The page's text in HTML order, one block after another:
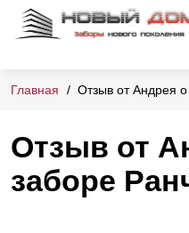
Главная Отзыв от Андрея
Отзыв от
заборе